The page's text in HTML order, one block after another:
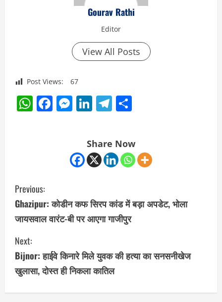
Gourav Rathi
Editor
View All Posts
Post Views: 67
WhatsApp
Facebook
Messenger
LinkedIn
Telegram
Share Now
C
o
n
t
i
n
Previous:
Ghazipur: कोडीन कफ सिरप कांड में बड़ा अपडेट, भोला
जायसवाल वारंट-बी पर आएगा गाजीपुर
Next:
Bijnor: हाईवे किनारे मिले युवक की हत्या का सनसनीखेज
खुलासा, दोस्त ही निकला कातिल